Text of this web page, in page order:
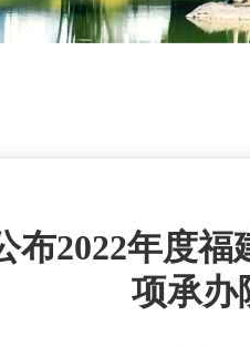
布2022年度
项承办